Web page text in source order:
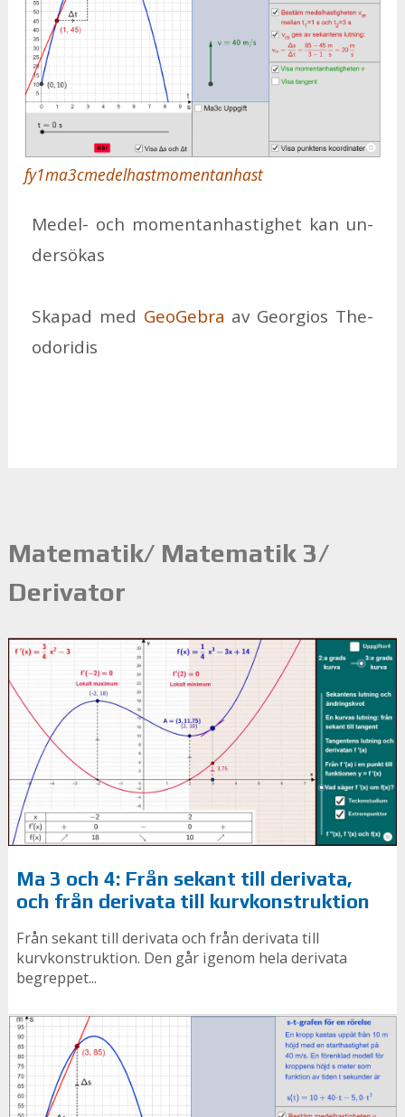
fy1ma3cmedelhastmomentanhast
Me­del- och mo­men­tan­has­tig­het kan un­
der­sö­kas
Ska­pad med Geo­Ge­bra av Ge­or­gi­os The­
odo­ri­dis
Matematik/ Matematik 3/
Derivator
Ma 3 och 4: Från sekant till derivata,
och från derivata till kurvkonstruktion
Från sekant till derivata och från derivata till
kurvkonstruktion. Den går igenom hela derivata
begreppet...